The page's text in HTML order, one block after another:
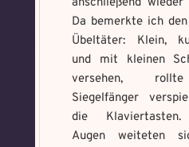
Da bemerkte ich
Übeltäter: Klein,
und mit kleinen
versehen,
Siegelfänger
die
Augen weiteten
Benutzername *
Wo gefunden? *
Benutzername *
Wo gefunden?
Du hast einen Gegenstand
nur mit, wenn du ihn